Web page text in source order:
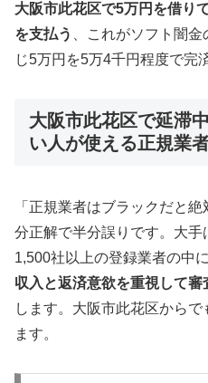
大阪市此花区で5万円を借り
を支払う
、これがソフト闇
じ5万円を5万4千円程度で完
大阪市此花区で延滞
い人が使える正規業
「正規業者はブラックだと
分正解で半分誤りです。大
1,500社以上の登録業者の中に
収入と返済意欲を重視して
します。大阪市此花区から
ます。